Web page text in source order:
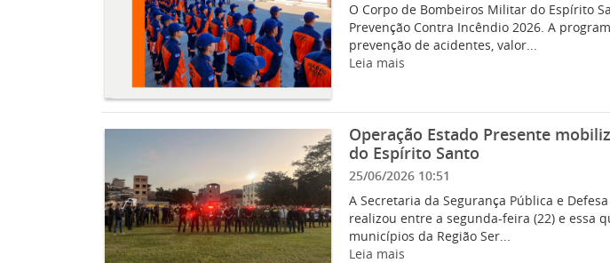
O Corpo de Bombeiros Militar do Espírito
Prevenção Contra Incêndio 2026. A
prevenção de acidentes, valor...
Leia mais
Operação Estado Presente
do Espírito Santo
25/06/2026 10:51
A Secretaria da Segurança Pública e
realizou entre a segunda-feira (22) e essa
municípios da Região Ser...
Leia mais